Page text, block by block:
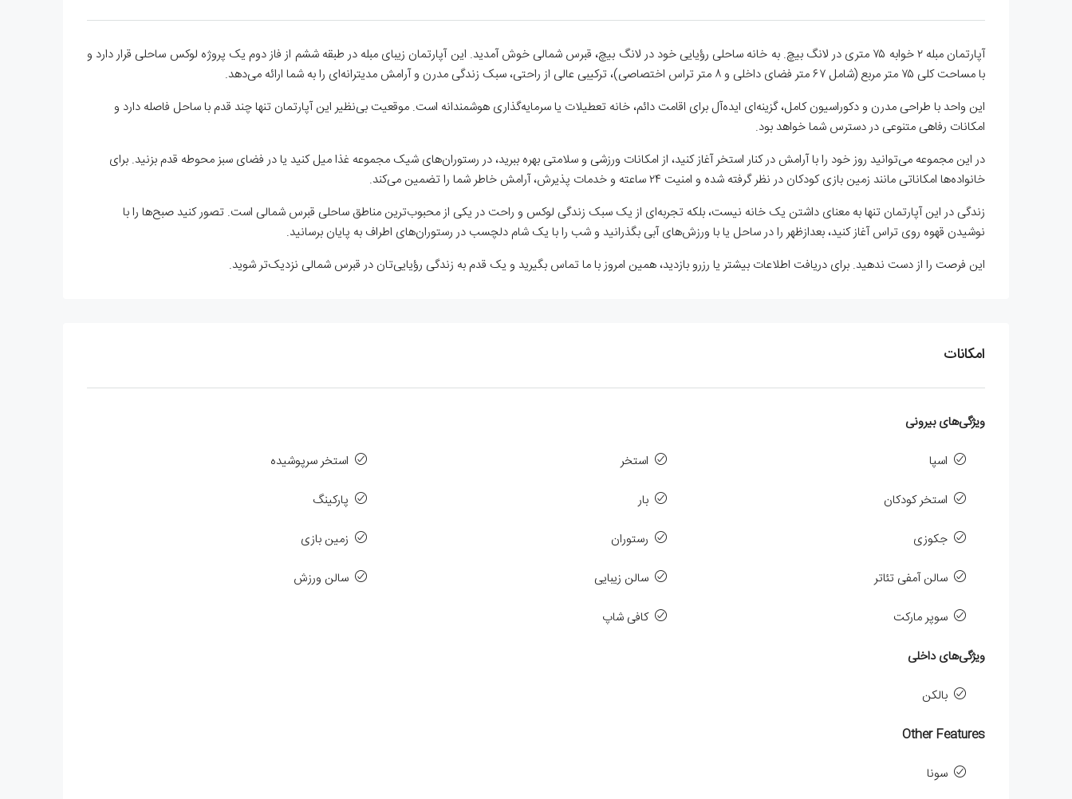
آپارتمان مبله ۲ خوابه ۷۵ متری در لانگ بیچ. به خانه ساحلی رؤیایی خود در لانگ بیچ، قبرس شمالی خوش آمدید. این آپارتمان زیبای مبله در طبقه ششم از فاز دوم یک پروژه لوکس ساحلی قرار دارد و
با مساحت کلی ۷۵ متر مربع (شامل ۶۷ متر فضای داخلی و ۸ متر تراس اختصاصی)، ترکیبی عالی از راحتی، سبک زندگی مدرن و آرامش مدیترانه‌ای را به شما ارائه می‌دهد.
این واحد با طراحی مدرن و دکوراسیون کامل، گزینه‌ای ایده‌آل برای اقامت دائم، خانه تعطیلات یا سرمایه‌گذاری هوشمندانه است. موقعیت بی‌نظیر این آپارتمان تنها چند قدم با ساحل فاصله دارد و
امکانات رفاهی متنوعی در دسترس شما خواهد بود.
در این مجموعه می‌توانید روز خود را با آرامش در کنار استخر آغاز کنید، از امکانات ورزشی و سلامتی بهره ببرید، در رستوران‌های شیک مجموعه غذا میل کنید یا در فضای سبز محوطه قدم بزنید. برای
خانواده‌ها امکاناتی مانند زمین بازی کودکان در نظر گرفته شده و امنیت ۲۴ ساعته و خدمات پذیرش، آرامش خاطر شما را تضمین می‌کند.
زندگی در این آپارتمان تنها به معنای داشتن یک خانه نیست، بلکه تجربه‌ای از یک سبک زندگی لوکس و راحت در یکی از محبوب‌ترین مناطق ساحلی قبرس شمالی است. تصور کنید صبح‌ها را با
نوشیدن قهوه روی تراس آغاز کنید، بعدازظهر را در ساحل یا با ورزش‌های آبی بگذرانید و شب را با یک شام دلچسب در رستوران‌های اطراف به پایان برسانید.
این فرصت را از دست ندهید. برای دریافت اطلاعات بیشتر یا رزرو بازدید، همین امروز با ما تماس بگیرید و یک قدم به زندگی رؤیایی‌تان در قبرس شمالی نزدیک‌تر شوید.
امکانات
ویژگی‌های بیرونی
اسپا
استخر
استخر سرپوشیده
استخر کودکان
بار
پارکینگ
جکوزی
رستوران
زمین بازی
سالن آمفی تئاتر
سالن زیبایی
سالن ورزش
سوپر مارکت
کافی شاپ
ویژگی‌های داخلی
بالکن
Other Features
سونا